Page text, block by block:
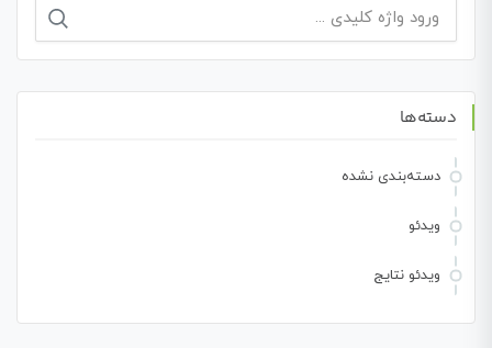
جستجو
دسته‌ها
دسته‌بندی نشده
ویدئو
ویدئو نتایج